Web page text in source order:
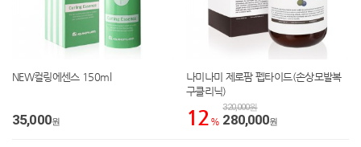
NEW컬링에센스 150ml
35,000원
나미나미 제로팜 펩타이드(손상모발복
구클리닉)
12 %
320,000원
280,000원